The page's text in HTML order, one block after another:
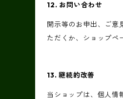
12. お問い合わせ
開示等のお申出、ご意
ただくか、ショップペ
13. 継続的改善
当ショップは、個人情